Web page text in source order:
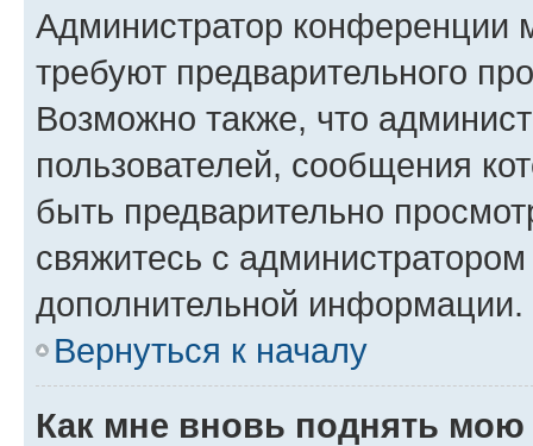
Администратор конференции
требуют предварительного
Возможно также, что
пользователей, сообщения
быть предварительно
свяжитесь с
дополнительной информации.
Вернуться к началу
Как мне вновь поднять мою